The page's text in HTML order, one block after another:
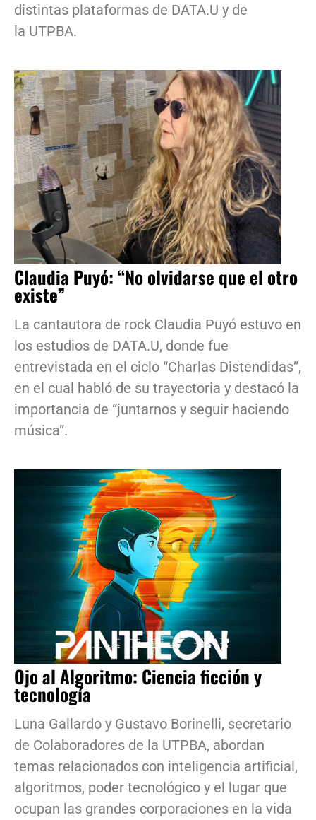
distintas plataformas de DATA.U y de
la UTPBA.
Claudia Puyó: “No olvidarse que el otro
existe”
La cantautora de rock Claudia Puyó estuvo en
los estudios de DATA.U, donde fue
entrevistada en el ciclo “Charlas Distendidas”,
en el cual habló de su trayectoria y destacó la
importancia de “juntarnos y seguir haciendo
música”.
Ojo al Algoritmo: Ciencia ficción y
tecnología
Luna Gallardo y Gustavo Borinelli, secretario
de Colaboradores de la UTPBA, abordan
temas relacionados con inteligencia artificial,
algoritmos, poder tecnológico y el lugar que
ocupan las grandes corporaciones en la vida